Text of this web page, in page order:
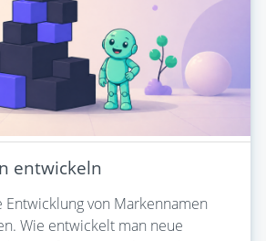
entwickeln
von Markennamen
Wie entwickelt man neue